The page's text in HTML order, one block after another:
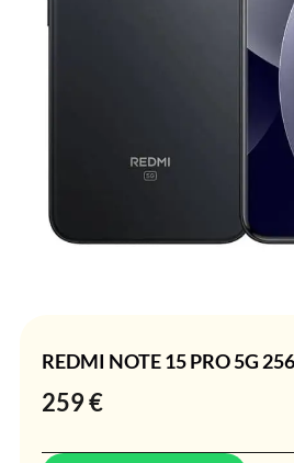
REDMI NOTE 15 PRO 5G
259€